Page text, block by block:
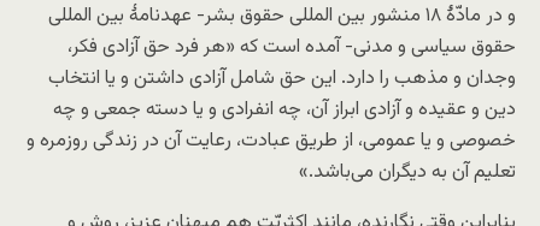
و در مادّۀ ۱۸ منشور بین المللی حقوق بشر- عهدنامۀ بین المللی
حقوق سیاسی و مدنی- آمده است که «هر فرد حق آزادی فکر،
وجدان و مذهب را دارد. این حق شامل آزادی داشتن و یا انتخاب
دین و عقیده و آزادی ابراز آن، چه انفرادی و یا دسته جمعی و چه
خصوصی و یا عمومی، از طریق عبادت، رعایت آن در زندگی روزمره و
تعلیم آن به دیگران می‌باشد.»